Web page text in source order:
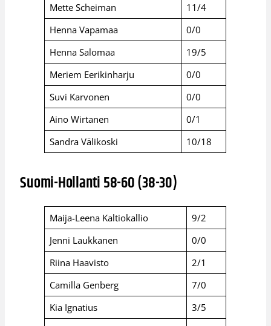
Mette Scheiman
11/4
Henna Vapamaa
0/0
Henna Salomaa
19/5
Meriem Eerikinharju
0/0
Suvi Karvonen
0/0
Aino Wirtanen
0/1
Sandra Välikoski
10/18
Suomi-Hollanti 58-60 (38-30)
Maija-Leena Kaltiokallio
9/2
Jenni Laukkanen
0/0
Riina Haavisto
2/1
Camilla Genberg
7/0
Kia Ignatius
3/5